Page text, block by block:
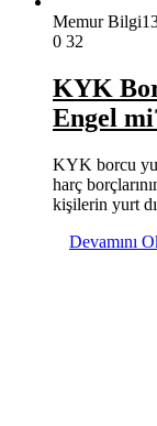
Memur Bilgi
0 32
KYK
Engel
KYK borcu
harç
kişilerin yurt
Devamını